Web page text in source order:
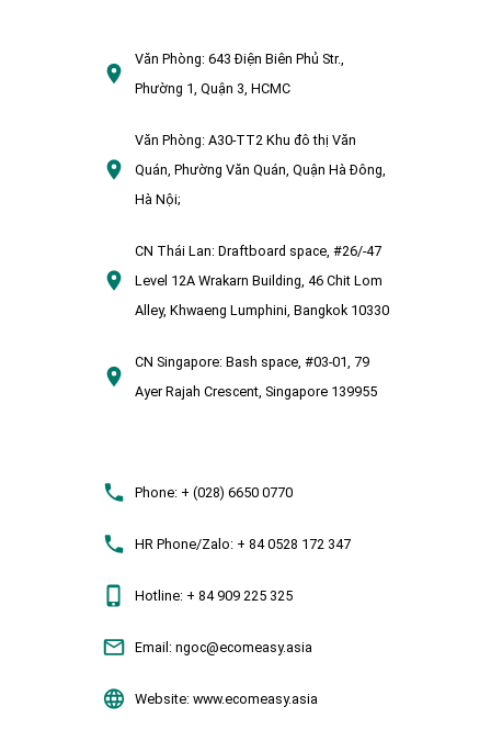
Văn Phòng:643 Điện Biên Phủ Str.,
Phường 1, Quận 3, HCMC
Văn Phòng:A30-TT2 Khu đô thị Văn
Quán, Phường Văn Quán, Quận Hà Đông,
Hà Nội;
CN Thái Lan: Draftboard space, #26/-47
Level 12A Wrakarn Building, 46 Chit Lom
Alley, Khwaeng Lumphini, Bangkok 10330
CN Singapore: Bash space, #03-01, 79
Ayer Rajah Crescent, Singapore 139955
Phone:+ (028) 6650 0770
HR Phone/Zalo:+ 84 0528 172 347
Hotline:+ 84 909 225 325
Email: ngoc@ecomeasy.asia
Website:www.ecomeasy.asia